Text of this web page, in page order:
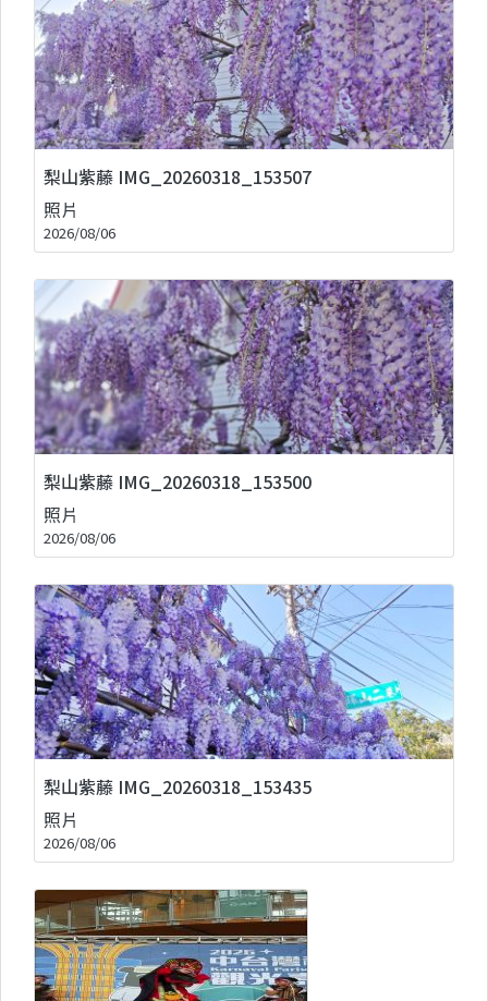
梨山紫藤 IMG_20260318_153507
照片
2026/08/06
梨山紫藤 IMG_20260318_153500
照片
2026/08/06
梨山紫藤 IMG_20260318_153435
照片
2026/08/06